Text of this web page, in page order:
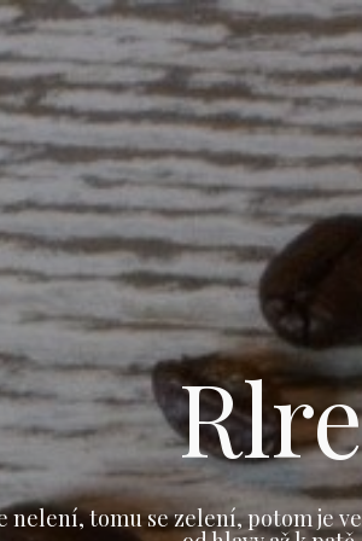
Rlre
nelení, tomu se zelení, potom je